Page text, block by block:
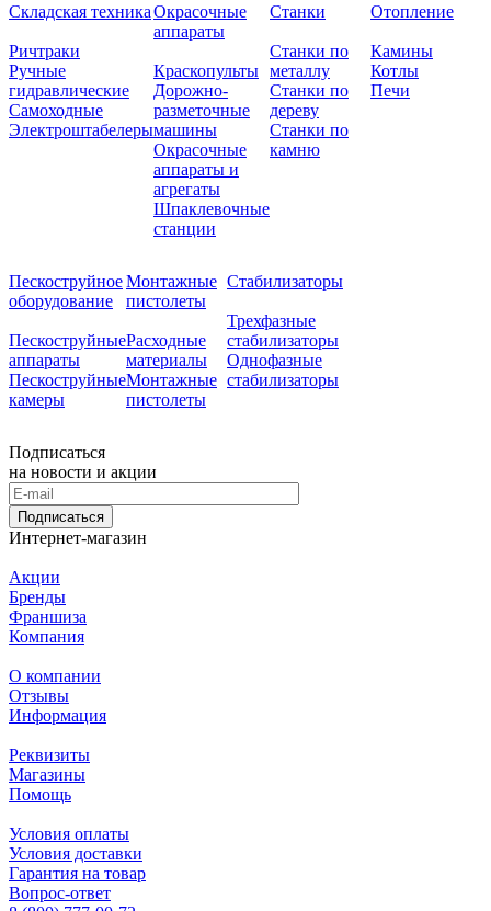
Складская техника
Ричтраки
Ручные
гидравлические
Самоходные
Электроштабелеры
Окрасочные
аппараты
Краскопульты
Дорожно-
разметочные
машины
Окрасочные
аппараты и
агрегаты
Шпаклевочные
станции
Станки
Станки по
металлу
Станки по
дереву
Станки по
камню
Отопление
Камины
Котлы
Печи
Пескоструйное
оборудование
Пескоструйные
аппараты
Пескоструйные
камеры
Монтажные
пистолеты
Расходные
материалы
Монтажные
пистолеты
Стабилизаторы
Трехфазные
стабилизаторы
Однофазные
стабилизаторы
Подписаться
на новости и акции
Подписаться
Интернет-магазин
Акции
Бренды
Франшиза
Компания
О компании
Отзывы
Информация
Реквизиты
Магазины
Помощь
Условия оплаты
Условия доставки
Гарантия на товар
Вопрос-ответ